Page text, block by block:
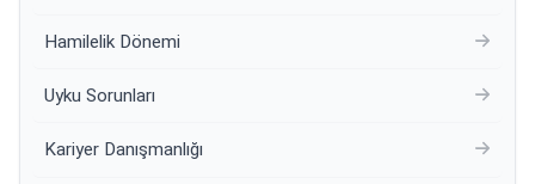
Hamilelik Dönemi
Uyku Sorunları
Kariyer Danışmanlığı